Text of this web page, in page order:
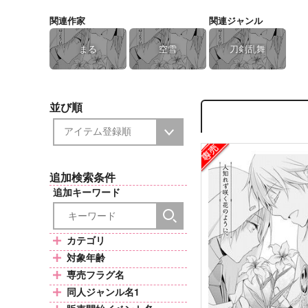
関連作家
まる 空雪
関連ジャンル
刀剣乱舞
並び順
追加検索条件
追加キーワード
カテゴリ
対象年齢
専売フラグ名
同人ジャンル名1